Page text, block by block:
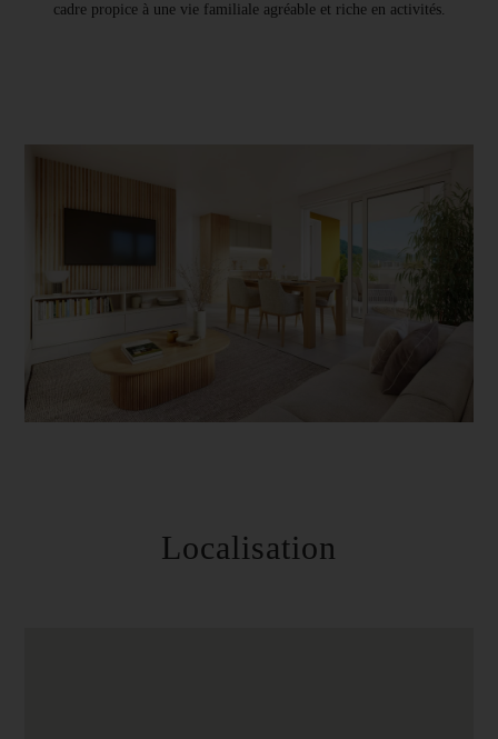
cadre propice à une vie familiale agréable et riche en activités.
Localisation